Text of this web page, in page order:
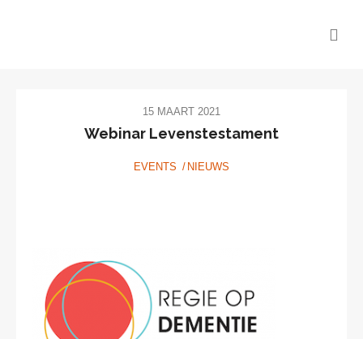
15 MAART 2021
Webinar Levenstestament
EVENTS NIEUWS